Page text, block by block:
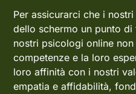
Per assicurarci che i
dello schermo un punto
nostri psicologi online
competenze e la loro
loro affinità con i nostri
empatia e affidabilità,